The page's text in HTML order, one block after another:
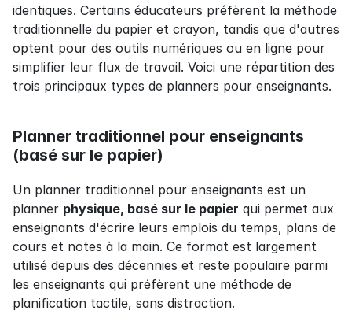
identiques. Certains éducateurs préfèrent la méthode
traditionnelle du papier et crayon, tandis que d'autres
optent pour des outils numériques ou en ligne pour
simplifier leur flux de travail. Voici une répartition des
trois principaux types de planners pour enseignants.
Planner traditionnel pour enseignants
(basé sur le papier)
Un planner traditionnel pour enseignants est un
planner physique, basé sur le papier qui permet aux
enseignants d'écrire leurs emplois du temps, plans de
cours et notes à la main. Ce format est largement
utilisé depuis des décennies et reste populaire parmi
les enseignants qui préfèrent une méthode de
planification tactile, sans distraction.